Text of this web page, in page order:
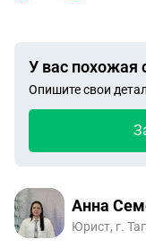
У вас похожая
Опишите свои
Анна
Юрист, г.